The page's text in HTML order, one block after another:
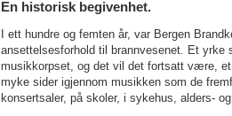
En historisk begivenhet.
I ett hundre og femten år, var Bergen
ansettelsesforhold til brannvesenet. Et
musikkorpset, og det vil det fortsatt være,
myke sider igjennom musikken som de
konsertsaler, på skoler, i sykehus, alders-